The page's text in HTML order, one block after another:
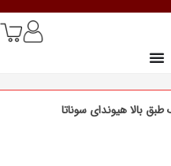
بالا هیوندای سوناتا